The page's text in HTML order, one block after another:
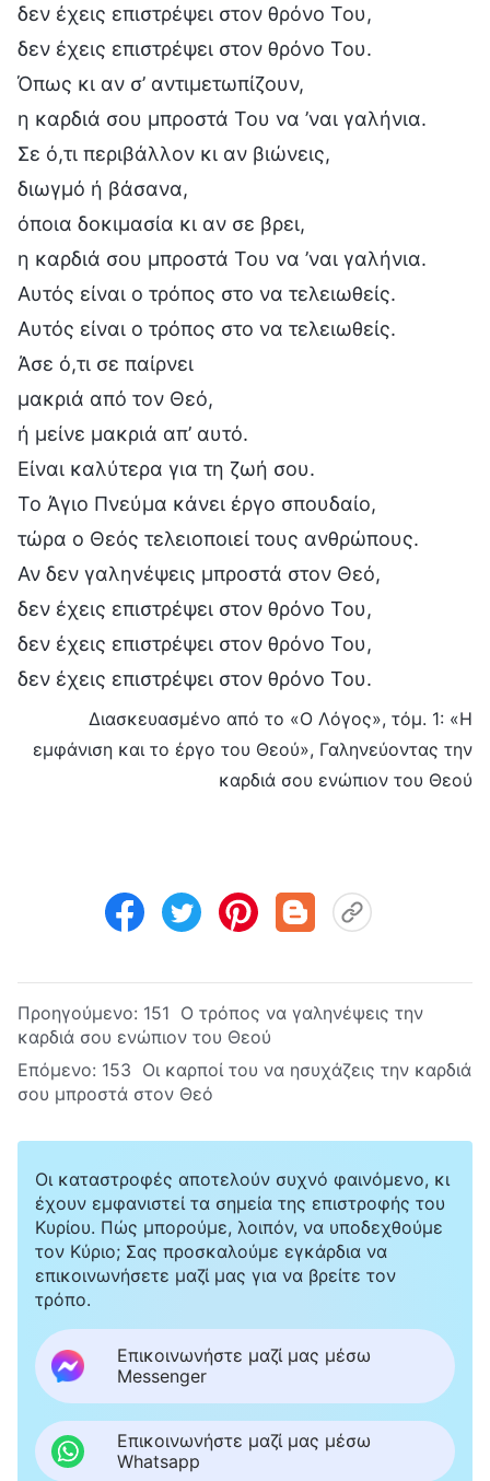
δεν έχεις επιστρέψει στον θρόνο Του,
δεν έχεις επιστρέψει στον θρόνο Του.
Όπως κι αν σ’ αντιμετωπίζουν,
η καρδιά σου μπροστά Του να ’ναι γαλήνια.
Σε ό,τι περιβάλλον κι αν βιώνεις,
διωγμό ή βάσανα,
όποια δοκιμασία κι αν σε βρει,
η καρδιά σου μπροστά Του να ’ναι γαλήνια.
Αυτός είναι ο τρόπος στο να τελειωθείς.
Αυτός είναι ο τρόπος στο να τελειωθείς.
Άσε ό,τι σε παίρνει
μακριά από τον Θεό,
ή μείνε μακριά απ’ αυτό.
Είναι καλύτερα για τη ζωή σου.
Το Άγιο Πνεύμα κάνει έργο σπουδαίο,
τώρα ο Θεός τελειοποιεί τους ανθρώπους.
Αν δεν γαληνέψεις μπροστά στον Θεό,
δεν έχεις επιστρέψει στον θρόνο Του,
δεν έχεις επιστρέψει στον θρόνο Του,
δεν έχεις επιστρέψει στον θρόνο Του.
Διασκευασμένο από το «Ο Λόγος», τόμ. 1: «Η
εμφάνιση και το έργο του Θεού», Γαληνεύοντας την
καρδιά σου ενώπιον του Θεού
Προηγούμενο: 151 Ο τρόπος να γαληνέψεις την
καρδιά σου ενώπιον του Θεού
Επόμενο: 153 Οι καρποί του να ησυχάζεις την καρδιά
σου μπροστά στον Θεό
Οι καταστροφές αποτελούν συχνό φαινόμενο, κι
έχουν εμφανιστεί τα σημεία της επιστροφής του
Κυρίου. Πώς μπορούμε, λοιπόν, να υποδεχθούμε
τον Κύριο; Σας προσκαλούμε εγκάρδια να
επικοινωνήσετε μαζί μας για να βρείτε τον
τρόπο.
Επικοινωνήστε μαζί μας μέσω
Messenger
Επικοινωνήστε μαζί μας μέσω
Whatsapp